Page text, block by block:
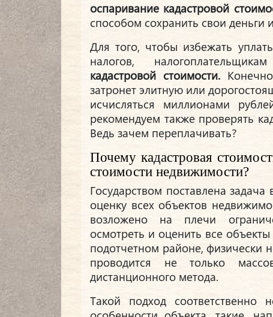
оспаривание кадастровой
способом сохранить свои деньги
Для того, чтобы избежать
налогов,
кадастровой стоимости.
затронет элитную или
исчисляться миллионами
рекомендуем также проверять
Ведь зачем переплачивать?
Почему кадастровая
стоимости недвижимости?
Государством поставлена
оценку всех объектов
возложено на плечи
осмотреть и оценить все
подотчетном районе, физически
проводится не только
дистанционного метода.
Такой подход соответственно